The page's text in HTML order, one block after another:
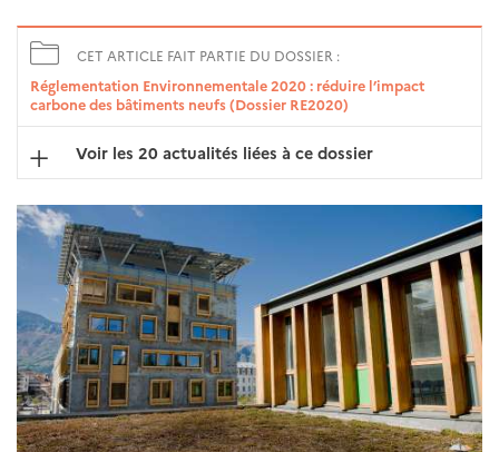
CET ARTICLE FAIT PARTIE DU DOSSIER :
Réglementation Environnementale 2020 : réduire l’impact
carbone des bâtiments neufs (Dossier RE2020)
Voir les 20 actualités liées à ce dossier